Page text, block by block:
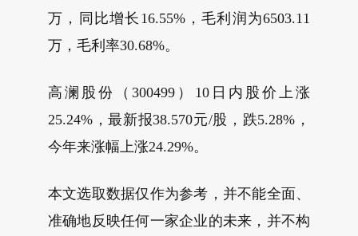
万，同比增长16.55%，毛利润为6503.11
万，毛利率30.68%。
高澜股份（300499）10日内股价上涨
25.24%，最新报38.570元/股，跌5.28%，
今年来涨幅上涨24.29%。
本文选取数据仅作为参考，并不能全面、
准确地反映任何一家企业的未来，并不构